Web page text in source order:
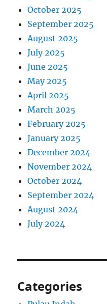
October 2025
September 2025
August 2025
July 2025
June 2025
May 2025
April 2025
March 2025
February 2025
January 2025
December 2024
November 2024
October 2024
September 2024
August 2024
July 2024
Categories